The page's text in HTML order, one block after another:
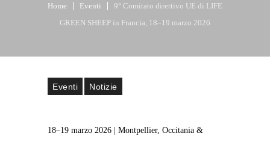
Home Eventi
9° Comitato direttivo UE di LIFE
GREEN SHEEP in Francia, 18–19 marzo 2026
Eventi Notizie
18–19 marzo 2026 | Montpellier, Occitania &